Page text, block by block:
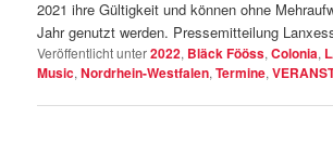
2021 ihre Gültigkeit und können ohne
Jahr genutzt werden. Pressemitteilung
Veröffentlicht unter2022, Bläck Fööss,Colonia,
Music,Nordrhein-Westfalen,Termine,